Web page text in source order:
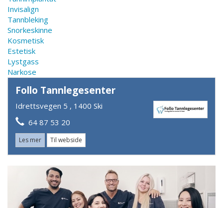
Invisalign
Tannbleking
Snorkeskinne
Kosmetisk
Estetisk
Lystgass
Narkose
Follo Tannlegesenter
Idrettsvegen 5 , 1400 Ski
64 87 53 20
Les mer Til webside